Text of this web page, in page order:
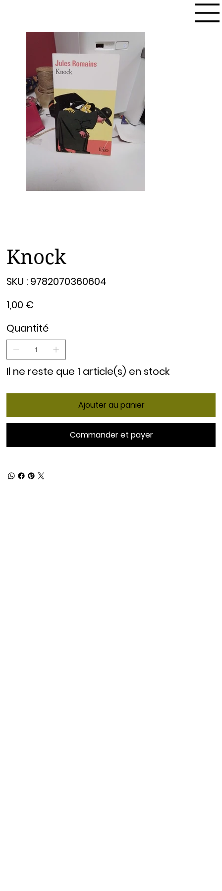
Knock
SKU : 9782070360604
9782070360604
1,00 €
Quantité
Il ne reste que 1 article(s) en stock
Ajouter au panier
Commander et payer